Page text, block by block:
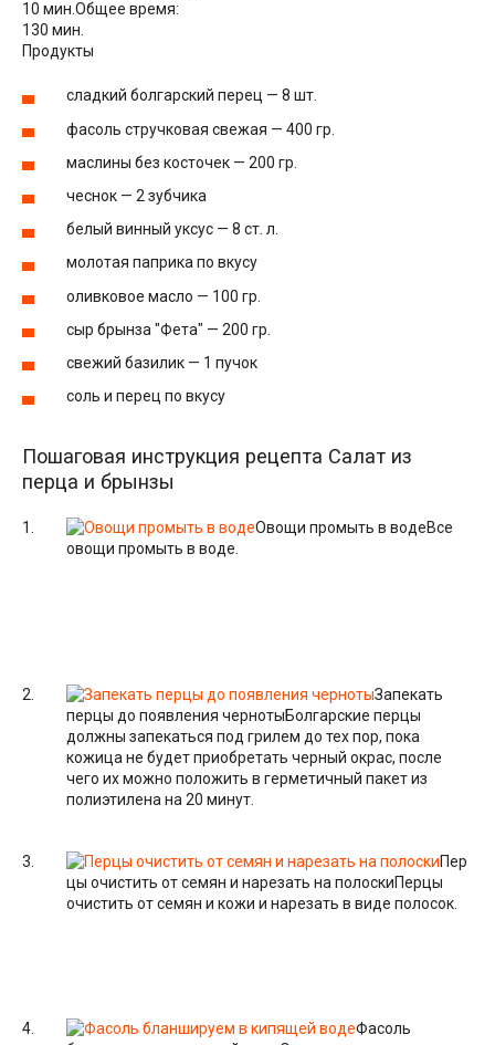
10 мин.Общее время:
130 мин.
Продукты
сладкий болгарский перец — 8 шт.
фасоль стручковая свежая — 400 гр.
маслины без косточек — 200 гр.
чеснок — 2 зубчика
белый винный уксус — 8 ст. л.
молотая паприка по вкусу
оливковое масло — 100 гр.
сыр брынза "Фета" — 200 гр.
свежий базилик — 1 пучок
соль и перец по вкусу
Пошаговая инструкция рецепта Салат из
перца и брынзы
Овощи промыть в водеВсе
овощи промыть в воде.
Запекать
перцы до появления чернотыБолгарские перцы
должны запекаться под грилем до тех пор, пока
кожица не будет приобретать черный окрас, после
чего их можно положить в герметичный пакет из
полиэтилена на 20 минут.
Пер
цы очистить от семян и нарезать на полоскиПерцы
очистить от семян и кожи и нарезать в виде полосок.
Фасоль